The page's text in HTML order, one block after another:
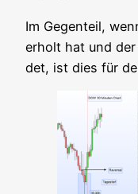
Im Gegen­teil,
erholt hat und
det, ist dies für